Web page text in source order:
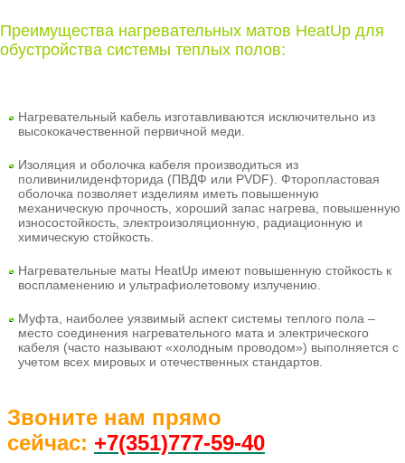
Преимущества нагревательных матов HeatUp для
обустройства системы теплых полов:
Нагревательный кабель изготавливаются исключительно из
высококачественной первичной меди.
Изоляция и оболочка кабеля производиться из
поливинилиденфторида (ПВДФ или PVDF). Фторопластовая
оболочка позволяет изделиям иметь повышенную
механическую прочность, хороший запас нагрева, повышенную
износостойкость, электроизоляционную, радиационную и
химическую стойкость.
Нагревательные маты HeatUp имеют повышенную стойкость к
воспламенению и ультрафиолетовому излучению.
Муфта, наиболее уязвимый аспект системы теплого пола –
место соединения нагревательного мата и электрического
кабеля (часто называют «холодным проводом») выполняется с
учетом всех мировых и отечественных стандартов.
Звоните нам прямо
сейчас: +7(351)777-59-40